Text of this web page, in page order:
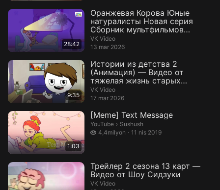
28:42
Оранжевая Корова Юные
натуралисты Новая серия
Сборник мультфильмов
Мультики — Вид...
VK Video
13 mar 2026
9:35
Истории из детства 2
(Анимация) — Видео от
тяжелая жизнь старых
японцев
VK Video
17 mar 2026
1:03
[Meme] Text Message
YouTube › Sushush.
Sushush
4,4milyon
4,4 milyon izleme11 nis 2019
Трейлер 2 сезона 13 карт —
Видео от Шоу Сидзуки
VK Video